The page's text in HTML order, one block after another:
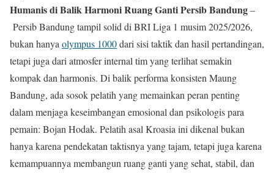
Humanis di Balik Harmoni Ruang Ganti Persib Bandung–
Persib Bandung tampil solid di BRI Liga 1 musim 2025/2026,
bukan hanya olympus 1000dari sisi taktik dan hasil pertandingan,
tetapi juga dari atmosfer internal tim yang terlihat semakin
kompak dan harmonis. Di balik performa konsisten Maung
Bandung, ada sosok pelatih yang memainkan peran penting
dalam menjaga keseimbangan emosional dan psikologis para
pemain: Bojan Hodak. Pelatih asal Kroasia ini dikenal bukan
hanya karena pendekatan taktisnya yang tajam, tetapi juga karena
kemampuannya membangun ruang ganti yang sehat, stabil, dan